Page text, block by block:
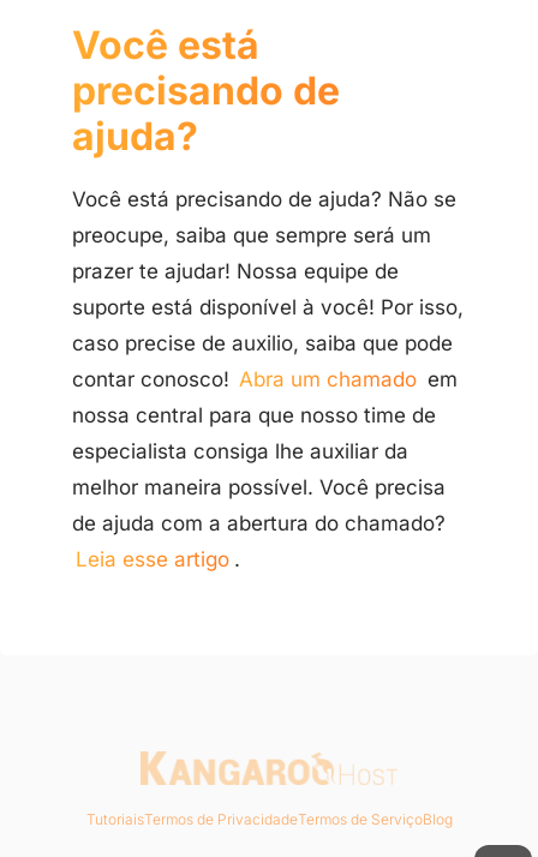
Você está
precisando de
ajuda?
Você está precisando de ajuda? Não se
preocupe, saiba que sempre será um
prazer te ajudar! Nossa equipe de
suporte está disponível à você! Por isso,
caso precise de auxilio, saiba que pode
contar conosco! Abra um chamado em
nossa central para que nosso time de
especialista consiga lhe auxiliar da
melhor maneira possível. Você precisa
de ajuda com a abertura do chamado?
Leia esse artigo .
TutoriaisTermos de PrivacidadeTermos de ServiçoBlog